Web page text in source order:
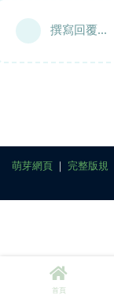
撰寫回覆...
萌芽網頁｜ 完整版規
首頁